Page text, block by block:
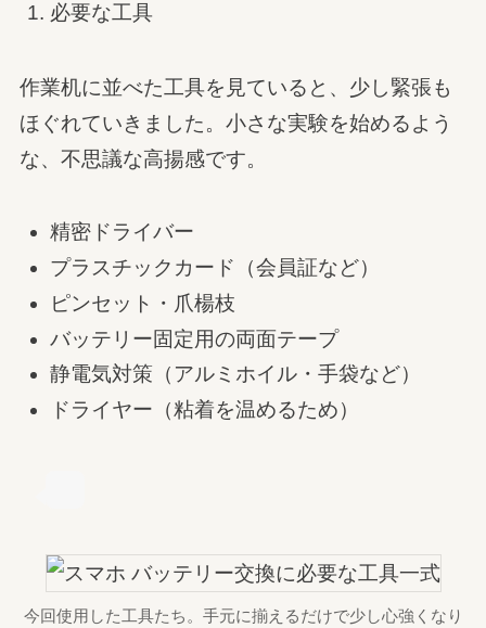
必要な工具
作業机に並べた工具を見ていると、少し緊張も
ほぐれていきました。小さな実験を始めるよう
な、不思議な高揚感です。
精密ドライバー
プラスチックカード（会員証など）
ピンセット・爪楊枝
バッテリー固定用の両面テープ
静電気対策（アルミホイル・手袋など）
ドライヤー（粘着を温めるため）
今回使用した工具たち。手元に揃えるだけで少し心強くなり